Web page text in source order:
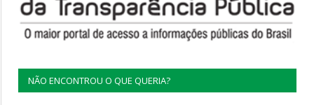
NÃO ENCONTROU O QUE QUERIA?